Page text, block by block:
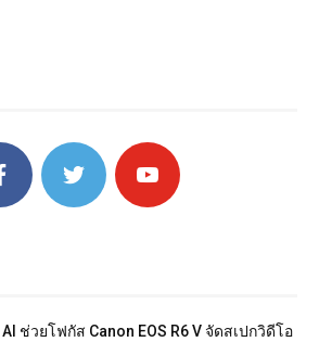
ช่วยโฟกัส Canon EOS R6 V จัดสเปกวิดีโอ